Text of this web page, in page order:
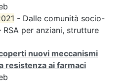
- Dalle comunità socio-
RSA per anziani, strutture
nuovi meccanismi
resistenza ai farmaci